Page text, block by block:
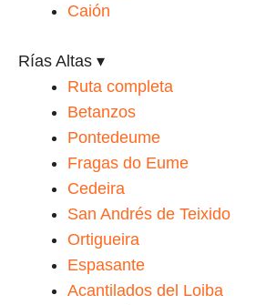
Caión
Rías Altas ▾
Ruta completa
Betanzos
Pontedeume
Fragas do Eume
Cedeira
San Andrés de Teixido
Ortigueira
Espasante
Acantilados del Loiba